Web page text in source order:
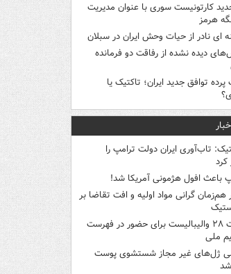
کارتونیست سوری با عنوان مدیریت
هرمز
ای نادر از حیات وحش ایران در سبلان
دیده نشده از رفاقت دو فرمانده‌
توافق جدید ایران؛ تاکتیک یا
تاب‌آوری ایران دولت ترامپ را
کرد
باعث افول هژمونی آمریکا شد!
هم‌زمان گرانی مواد اولیه و افت تقاضا بر
رقابت ۲۸ والیبالیست برای حضور در فهرست
ملی
ژل‌های غیر مجاز شستشوی پوست